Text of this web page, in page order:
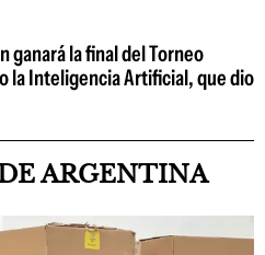
ganará la final del Torneo
la Inteligencia Artificial, que dio
ARGENTINA